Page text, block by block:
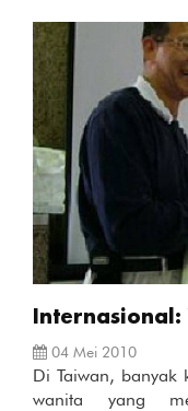
Internasional:
04 Mei 2010
Di Taiwan, banyak
wanita yang